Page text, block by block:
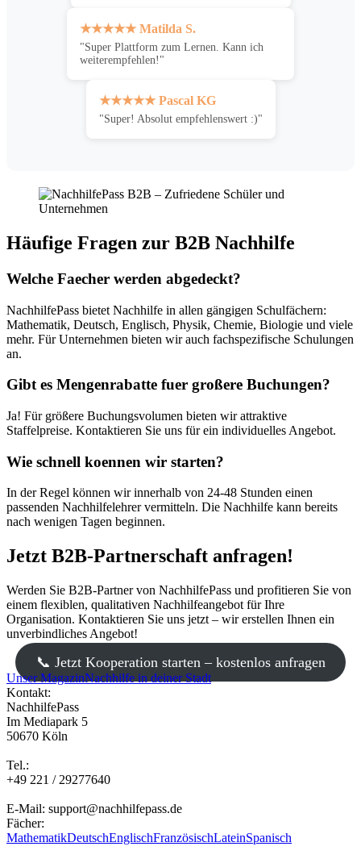
★★★★★ Matilda S.
"Super Plattform zum Lernen. Kann ich
weiterempfehlen!"
★★★★★ Pascal KG
"Super! Absolut empfehlenswert :)"
Häufige Fragen zur B2B Nachhilfe
Welche Faecher werden abgedeckt?
NachhilfePass bietet Nachhilfe in allen gängigen Schulfächern:
Mathematik, Deutsch, Englisch, Physik, Chemie, Biologie und viele
mehr. Für Unternehmen bieten wir auch fachspezifische Schulungen
an.
Gibt es Mengenrabatte fuer großere Buchungen?
Ja! Für größere Buchungsvolumen bieten wir attraktive
Staffelpreise. Kontaktieren Sie uns für ein individuelles Angebot.
Wie schnell koennen wir starten?
In der Regel können wir innerhalb von 24-48 Stunden einen
passenden Nachhilfelehrer vermitteln. Die Nachhilfe kann bereits
nach wenigen Tagen beginnen.
Jetzt B2B-Partnerschaft anfragen!
Werden Sie B2B-Partner von NachhilfePass und profitieren Sie von
einem flexiblen, qualitativen Nachhilfeangebot für Ihre
Organisation. Kontaktieren Sie uns jetzt – wir erstellen Ihnen ein
unverbindliches Angebot!
📞 Jetzt Kooperation starten – kostenlos anfragen
Unser MagazinNachhilfe in deiner Stadt
Kontakt:
NachhilfePass
Im Mediapark 5
50670 Köln
Tel.:
+49 221 / 29277640
E-Mail: support@nachhilfepass.de
Fächer:
MathematikDeutschEnglischFranzösischLateinSpanisch